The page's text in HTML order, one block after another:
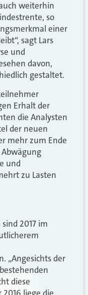
weiterhin
so
einer
sagt Lars
und
davon,
gestaltet.
Erhalt der
die Analysten
der neuen
mehr zum Ende
und
zu Lasten
2017 im
„Angesichts der
diese